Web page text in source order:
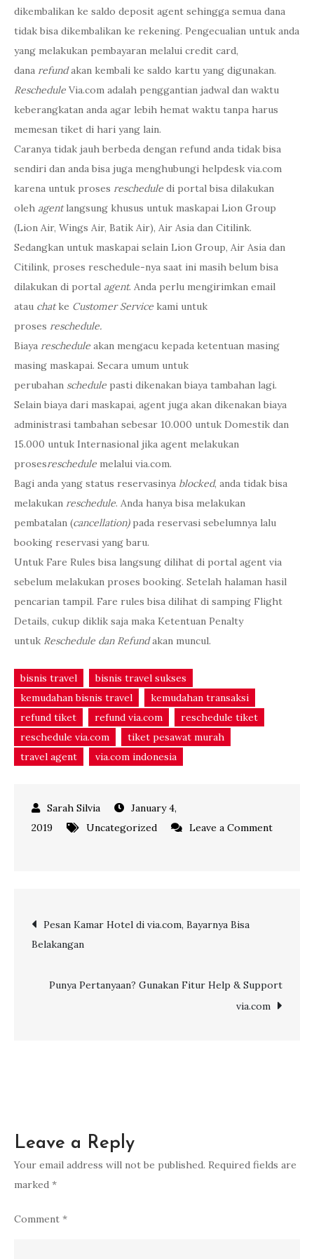
dikembalikan ke saldo deposit agent sehingga semua dana
tidak bisa dikembalikan ke rekening. Pengecualian untuk anda
yang melakukan pembayaran melalui credit card,
dana refundakan kembali ke saldo kartu yang digunakan.
Reschedule Via.com adalah penggantian jadwal dan waktu
keberangkatan anda agar lebih hemat waktu tanpa harus
memesan tiket di hari yang lain.
Caranya tidak jauh berbeda dengan refund anda tidak bisa
sendiri dan anda bisa juga menghubungi helpdesk via.com
karena untuk proses reschedule di portal bisa dilakukan
oleh agentlangsung khusus untuk maskapai Lion Group
(Lion Air, Wings Air, Batik Air), Air Asia dan Citilink.
Sedangkan untuk maskapai selain Lion Group, Air Asia dan
Citilink, proses reschedule-nya saat ini masih belum bisa
dilakukan di portal agent. Anda perlu mengirimkan email
atau chatke Customer Service kami untuk
proses reschedule.
Biaya reschedule akan mengacu kepada ketentuan masing
masing maskapai. Secara umum untuk
perubahan schedule pasti dikenakan biaya tambahan lagi.
Selain biaya dari maskapai, agent juga akan dikenakan biaya
administrasi tambahan sebesar 10.000 untuk Domestik dan
15.000 untuk Internasional jika agent melakukan
prosesreschedule melalui via.com.
Bagi anda yang status reservasinya blocked, anda tidak bisa
melakukan reschedule. Anda hanya bisa melakukan
pembatalan (cancellation) pada reservasi sebelumnya lalu
booking reservasi yang baru.
Untuk Fare Rules bisa langsung dilihat di portal agent via
sebelum melakukan proses booking. Setelah halaman hasil
pencarian tampil. Fare rules bisa dilihat di samping Flight
Details, cukup diklik saja maka Ketentuan Penalty
untuk Reschedule dan Refundakan muncul.
bisnis travel
bisnis travel sukses
kemudahan bisnis travel
kemudahan transaksi
refund tiket
refund via.com
reschedule tiket
reschedule via.com
tiket pesawat murah
travel agent
via.com indonesia
January 4,
2019
Uncategorized
Leave a Comment
via.com
Post
navigation
Pesan Kamar Hotel di via.com, Bayarnya Bisa
Belakangan
Punya Pertanyaan? Gunakan Fitur Help & Support
via.com
Leave a Reply
Your email address will not be published. Required fields are
marked *
Comment *